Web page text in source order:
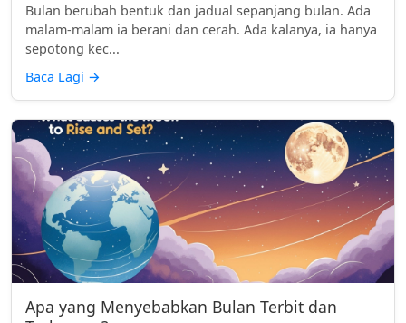
Bulan berubah bentuk dan jadual sepanjang bulan. Ada
malam-malam ia berani dan cerah. Ada kalanya, ia hanya
sepotong kec...
Baca Lagi →
Apa yang Menyebabkan Bulan Terbit dan